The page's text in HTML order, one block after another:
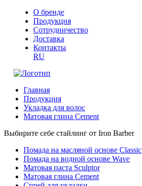
О бренде
Продукция
Сотрудничество
Доставка
Контакты
RU
Главная
Продукция
Укладка для волос
Матовая глина Cement
Выбирите себе стайлинг от Iron Barber
Помада на масляной основе Classic
Помада на водной основе Wave
Матовая паста Sculptor
Матовая глина Cement